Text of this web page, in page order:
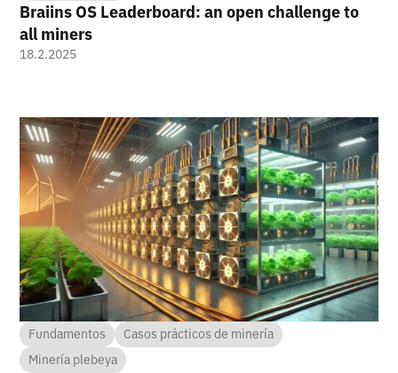
Braiins OS Leaderboard: an open challenge to
all miners
18.2.2025
Fundamentos
Casos prácticos de minería
Minería plebeya